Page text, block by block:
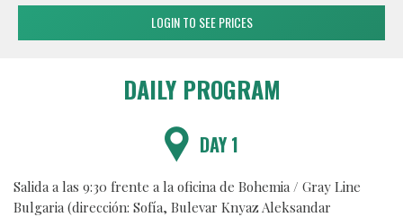
LOGIN TO SEE PRICES
DAILY PROGRAM
DAY 1
Salida a las 9:30 frente a la oficina de Bohemia / Gray Line
Bulgaria (dirección: Sofía, Bulevar Knyaz Aleksandar